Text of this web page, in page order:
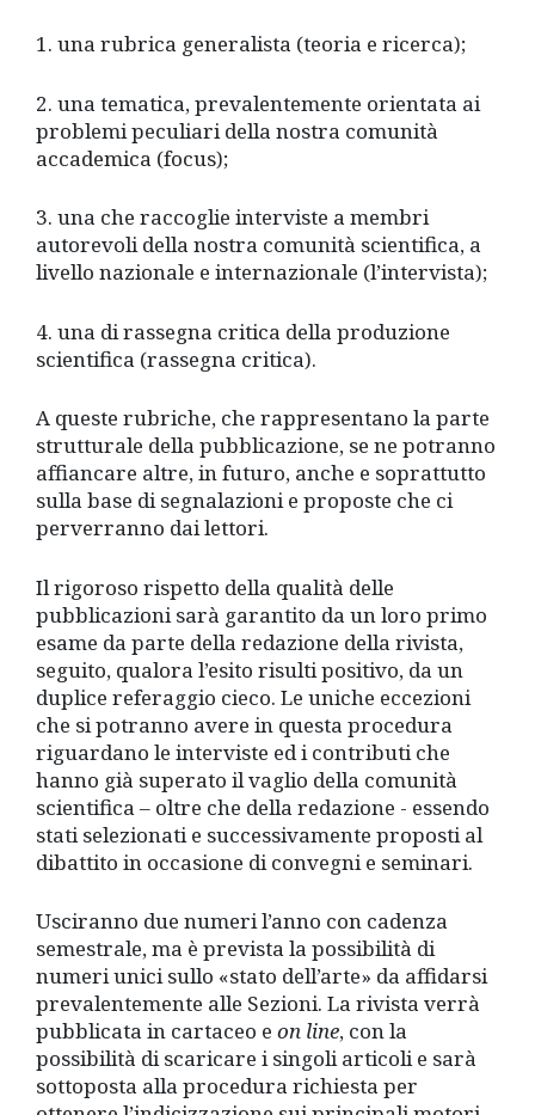
1. una rubrica generalista (teoria e ricerca);
2. una tematica, prevalentemente orientata ai
problemi peculiari della nostra comunità
accademica (focus);
3. una che raccoglie interviste a membri
autorevoli della nostra comunità scientifica, a
livello nazionale e internazionale (l’intervista);
4. una di rassegna critica della produzione
scientifica (rassegna critica).
A queste rubriche, che rappresentano la parte
strutturale della pubblicazione, se ne potranno
affiancare altre, in futuro, anche e soprattutto
sulla base di segnalazioni e proposte che ci
perverranno dai lettori.
Il rigoroso rispetto della qualità delle
pubblicazioni sarà garantito da un loro primo
esame da parte della redazione della rivista,
seguito, qualora l’esito risulti positivo, da un
duplice referaggio cieco. Le uniche eccezioni
che si potranno avere in questa procedura
riguardano le interviste ed i contributi che
hanno già superato il vaglio della comunità
scientifica – oltre che della redazione - essendo
stati selezionati e successivamente proposti al
dibattito in occasione di convegni e seminari.
Usciranno due numeri l’anno con cadenza
semestrale, ma è prevista la possibilità di
numeri unici sullo «stato dell’arte» da affidarsi
prevalentemente alle Sezioni. La rivista verrà
pubblicata in cartaceo e on line, con la
possibilità di scaricare i singoli articoli e sarà
sottoposta alla procedura richiesta per